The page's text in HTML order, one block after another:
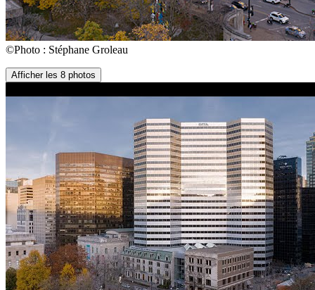
©Photo : Stéphane Groleau
Afficher les 8 photos